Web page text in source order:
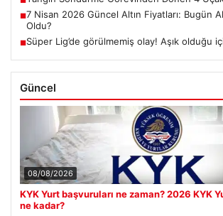
■7 Nisan 2026 Güncel Altın Fiyatları: Bugün
Oldu?
■Süper Lig’de görülmemiş olay! Aşık olduğu
Güncel
08/08/2026
KYK Yurt başvuruları ne zaman? 2026 KYK
ne kadar?